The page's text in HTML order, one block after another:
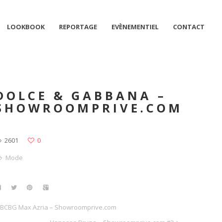
LOOKBOOK REPORTAGE EVÈNEMENTIEL CONTACT
& GABBANA –
2601
0
Mode
BCBG Max Azria – Showroomprive.com